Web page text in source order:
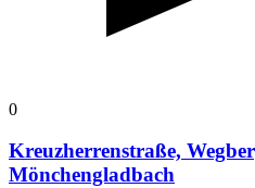
0
Kreuzherrenstraße,
Mönchengladbach